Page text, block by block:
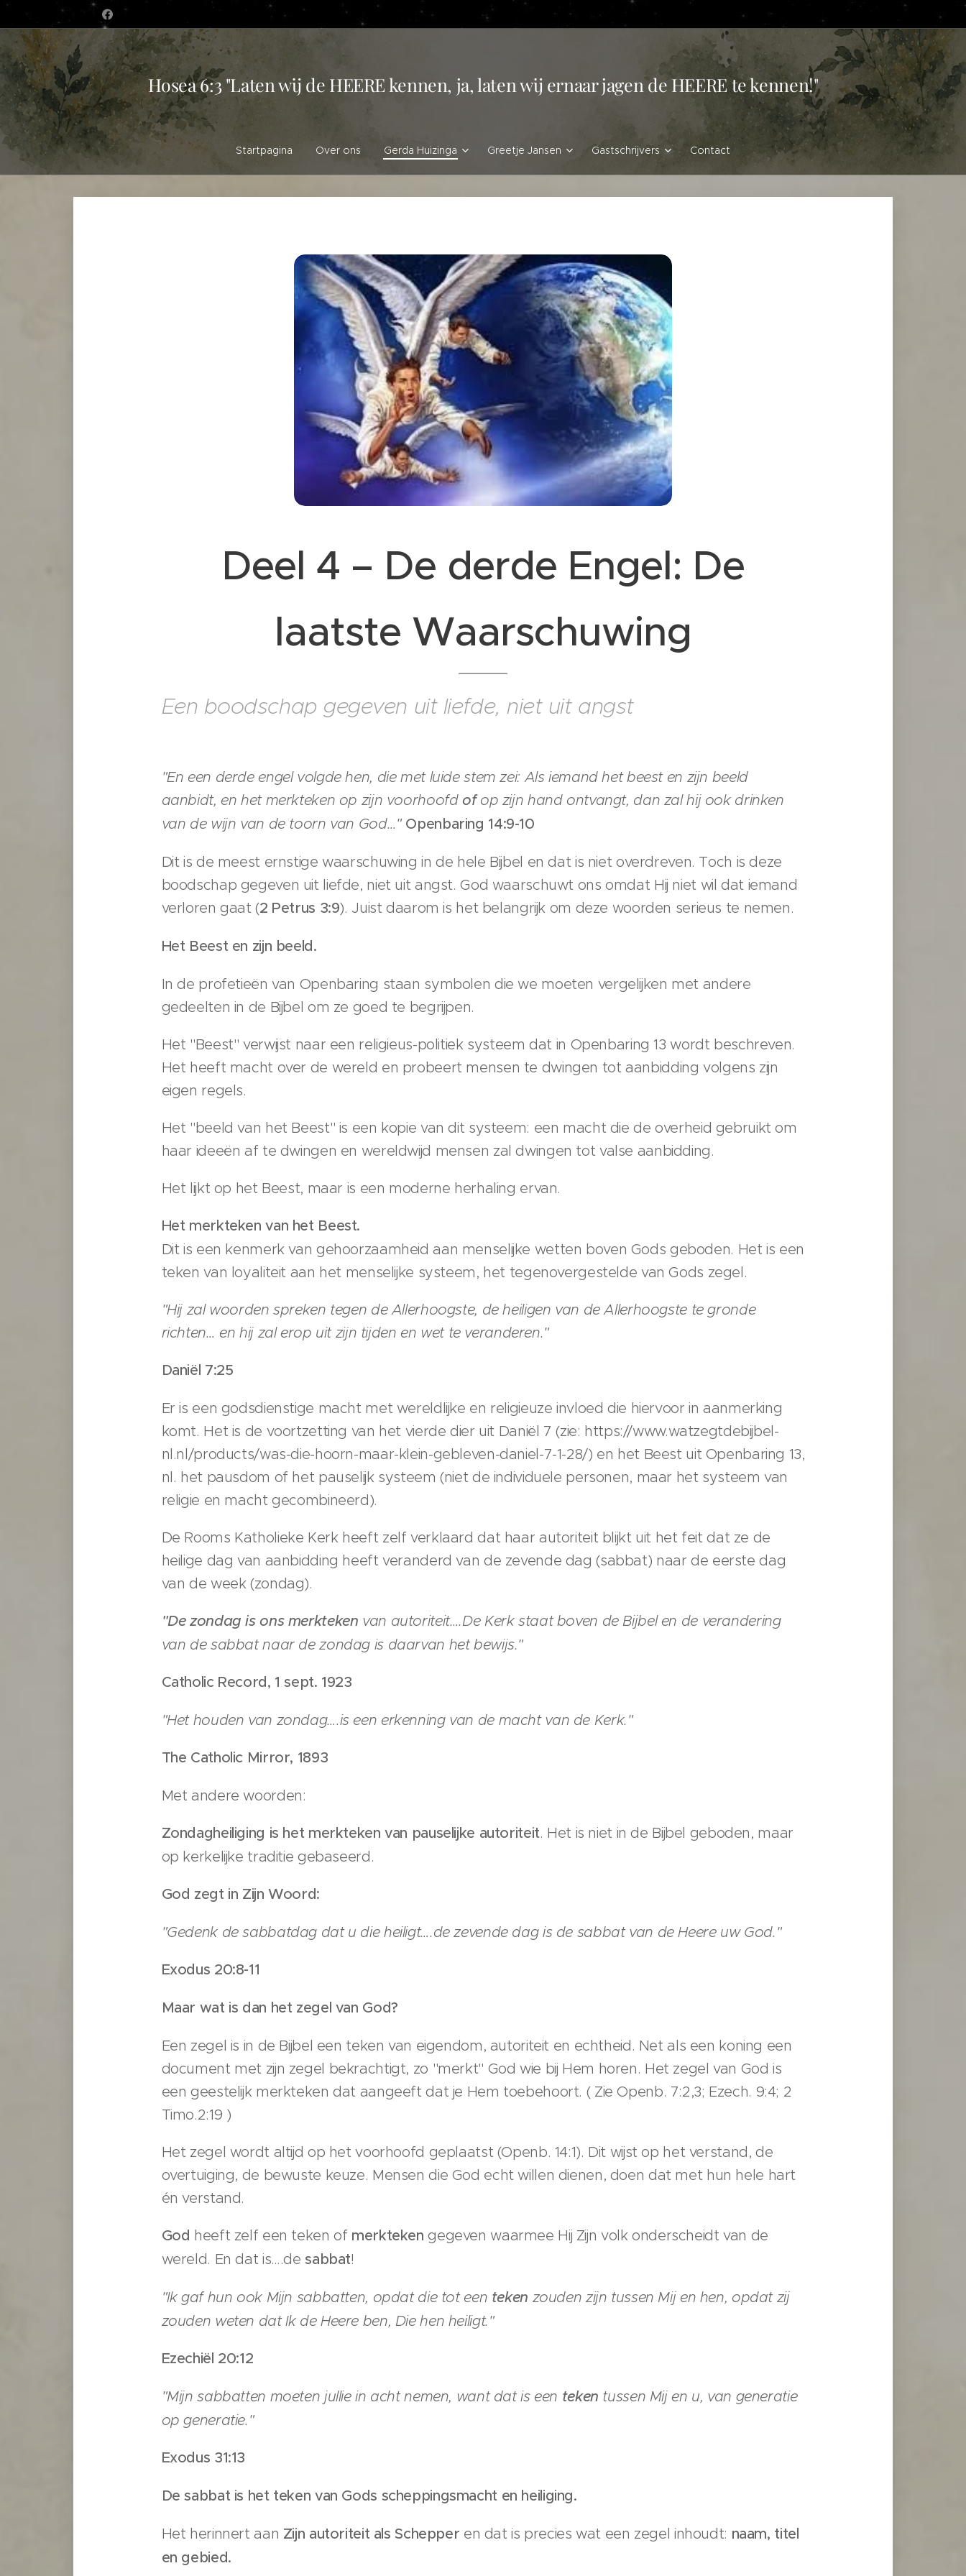
Hosea 6:3 "Laten wij de HEERE kennen, ja, laten wij ernaar jagen de HEERE te kennen!"
Startpagina Over ons Gerda Huizinga Greetje Jansen Gastschrijvers Contact
Deel 4 – De derde Engel: De
laatste Waarschuwing
Een boodschap gegeven uit liefde, niet uit angst
"En een derde engel volgde hen, die met luide stem zei: Als iemand het beest en zijn beeld
aanbidt, en het merkteken op zijn voorhoofd ofop zijn hand ontvangt, dan zal hij ook drinken
van de wijn van de toorn van God…" Openbaring 14:9-10
Dit is de meest ernstige waarschuwing in de hele Bijbel en dat is niet overdreven. Toch is deze
boodschap gegeven uit liefde, niet uit angst. God waarschuwt ons omdat Hij niet wil dat iemand
verloren gaat (2 Petrus 3:9). Juist daarom is het belangrijk om deze woorden serieus te nemen.
Het Beest en zijn beeld.
In de profetieën van Openbaring staan symbolen die we moeten vergelijken met andere
gedeelten in de Bijbel om ze goed te begrijpen.
Het "Beest" verwijst naar een religieus-politiek systeem dat in Openbaring 13 wordt beschreven.
Het heeft macht over de wereld en probeert mensen te dwingen tot aanbidding volgens zijn
eigen regels.
Het "beeld van het Beest" is een kopie van dit systeem: een macht die de overheid gebruikt om
haar ideeën af te dwingen en wereldwijd mensen zal dwingen tot valse aanbidding.
Het lijkt op het Beest, maar is een moderne herhaling ervan.
Het merkteken van het Beest.
Dit is een kenmerk van gehoorzaamheid aan menselijke wetten boven Gods geboden. Het is een
teken van loyaliteit aan het menselijke systeem, het tegenovergestelde van Gods zegel.
"Hij zal woorden spreken tegen de Allerhoogste, de heiligen van de Allerhoogste te gronde
richten… en hij zal erop uit zijn tijden en wet te veranderen."
Daniël 7:25
Er is een godsdienstige macht met wereldlijke en religieuze invloed die hiervoor in aanmerking
komt. Het is de voortzetting van het vierde dier uit Daniël 7 (zie: https://www.watzegtdebijbel-
nl.nl/products/was-die-hoorn-maar-klein-gebleven-daniel-7-1-28/) en het Beest uit Openbaring 13,
nl. het pausdom of het pauselijk systeem (niet de individuele personen, maar het systeem van
religie en macht gecombineerd).
De Rooms Katholieke Kerk heeft zelf verklaard dat haar autoriteit blijkt uit het feit dat ze de
heilige dag van aanbidding heeft veranderd van de zevende dag (sabbat) naar de eerste dag
van de week (zondag).
"De zondag is ons merkteken van autoriteit….De Kerk staat boven de Bijbel en de verandering
van de sabbat naar de zondag is daarvan het bewijs."
Catholic Record, 1 sept. 1923
"Het houden van zondag….is een erkenning van de macht van de Kerk."
The Catholic Mirror, 1893
Met andere woorden:
Zondagheiliging is het merkteken van pauselijke autoriteit. Het is niet in de Bijbel geboden, maar
op kerkelijke traditie gebaseerd.
God zegt in Zijn Woord:
"Gedenk de sabbatdag dat u die heiligt….de zevende dag is de sabbat van de Heere uw God."
Exodus 20:8-11
Maar wat is dan het zegel van God?
Een zegel is in de Bijbel een teken van eigendom, autoriteit en echtheid. Net als een koning een
document met zijn zegel bekrachtigt, zo "merkt" God wie bij Hem horen. Het zegel van God is
een geestelijk merkteken dat aangeeft dat je Hem toebehoort. ( Zie Openb. 7:2,3; Ezech. 9:4; 2
Timo.2:19 )
Het zegel wordt altijd op het voorhoofd geplaatst (Openb. 14:1). Dit wijst op het verstand, de
overtuiging, de bewuste keuze. Mensen die God echt willen dienen, doen dat met hun hele hart
én verstand.
God heeft zelf een teken of merkteken gegeven waarmee Hij Zijn volk onderscheidt van de
wereld. En dat is….desabbat!
"Ik gaf hun ook Mijn sabbatten, opdat die tot een teken zouden zijn tussen Mij en hen, opdat zij
zouden weten dat Ik de Heere ben, Die hen heiligt."
Ezechiël 20:12
"Mijn sabbatten moeten jullie in acht nemen, want dat is een teken tussen Mij en u, van generatie
op generatie."
Exodus 31:13
De sabbat is het teken van Gods scheppingsmacht en heiliging.
Het herinnert aan Zijn autoriteit als Schepper en dat is precies wat een zegel inhoudt: naam, titel
en gebied.